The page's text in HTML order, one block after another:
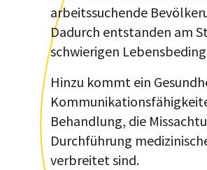
arbeitssuchende
Dadurch entstanden am
schwierigen
Hinzu kommt ein
Behandlung, die
Durchführung
verbreitet sind.